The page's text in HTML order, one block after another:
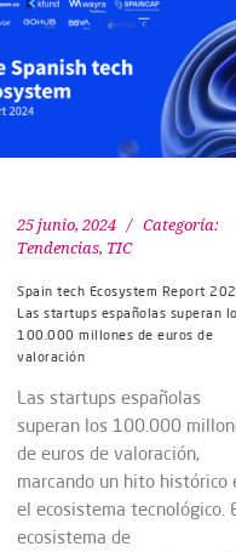
25 junio, 2024
Categoría:
Tendencias, TIC
Spain tech Ecosystem Report
Las startups españolas superan
100.000 millones de euros de
valoración
Las startups españolas
superan los 100.000
de euros de valoración,
marcando un hito histórico
el ecosistema tecnológico.
ecosistema de